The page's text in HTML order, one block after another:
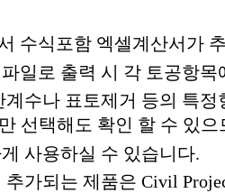
수식포함 엑셀계산서가
일로 출력 시 각 토공항
수나 표토제거 등의 특
선택해도 확인 할 수 있으
사용하실 수 있습니다.
가되는 제품은 Civil